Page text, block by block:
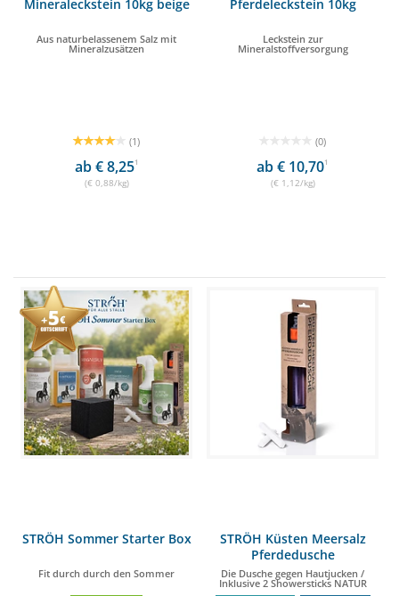
Mineraleckstein 10kg beige
Aus naturbelassenem Salz mit
Mineralzusätzen
(1)
ab € 8,251
(€ 0,88/kg)
Pferdeleckstein 10kg
Leckstein zur
Mineralstoffversorgung
(0)
ab € 10,701
(€ 1,12/kg)
STRÖH Sommer Starter Box
Fit durch durch den Sommer
STRÖH Küsten Meersalz
Pferdedusche
Die Dusche gegen Hautjucken /
Inklusive 2 Showersticks NATUR